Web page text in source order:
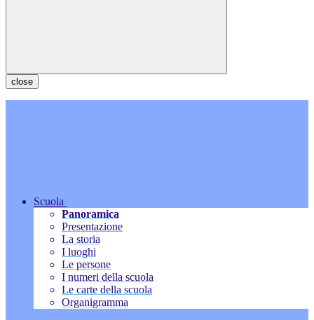
close
Scuola
Panoramica
Presentazione
La storia
I luoghi
Le persone
I numeri della scuola
Le carte della scuola
Organigramma